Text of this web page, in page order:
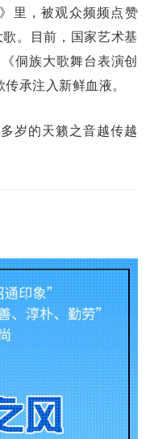
里，被观众频频点赞
。目前，国家艺术基
侗族大歌舞台表演创
承注入新鲜血液。
岁的天籁之音越传越